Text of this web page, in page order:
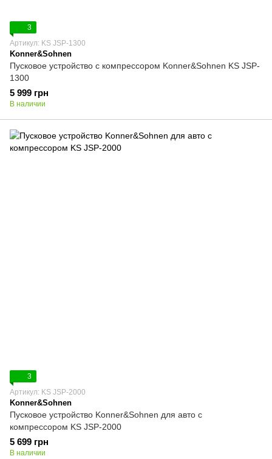
3
Артикул: KS JSP-1300
Konner&Sohnen
Пусковое устройство с компрессором Konner&Sohnen KS JSP-
1300
5 999 грн
В наличии
3
Артикул: KS JSP-2000
Konner&Sohnen
Пусковое устройство Konner&Sohnen для авто с
компрессором KS JSP-2000
5 699 грн
В наличии